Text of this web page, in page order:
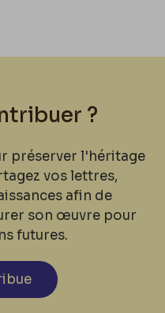
?
préserver l'héritage
vos lettres,
afin de
son œuvre pour
futures.